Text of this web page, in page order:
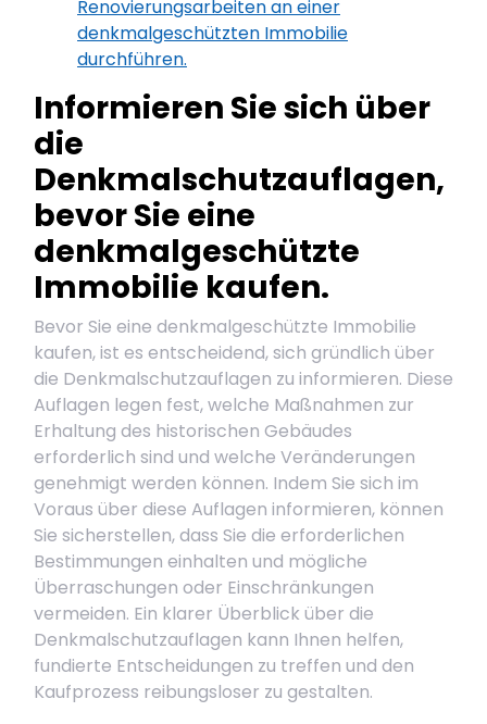
Renovierungsarbeiten an einer
denkmalgeschützten Immobilie
durchführen.
Informieren Sie sich über
die
Denkmalschutzauflagen,
bevor Sie eine
denkmalgeschützte
Immobilie kaufen.
Bevor Sie eine denkmalgeschützte Immobilie
kaufen, ist es entscheidend, sich gründlich über
die Denkmalschutzauflagen zu informieren. Diese
Auflagen legen fest, welche Maßnahmen zur
Erhaltung des historischen Gebäudes
erforderlich sind und welche Veränderungen
genehmigt werden können. Indem Sie sich im
Voraus über diese Auflagen informieren, können
Sie sicherstellen, dass Sie die erforderlichen
Bestimmungen einhalten und mögliche
Überraschungen oder Einschränkungen
vermeiden. Ein klarer Überblick über die
Denkmalschutzauflagen kann Ihnen helfen,
fundierte Entscheidungen zu treffen und den
Kaufprozess reibungsloser zu gestalten.